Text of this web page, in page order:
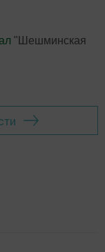
"Шешминская